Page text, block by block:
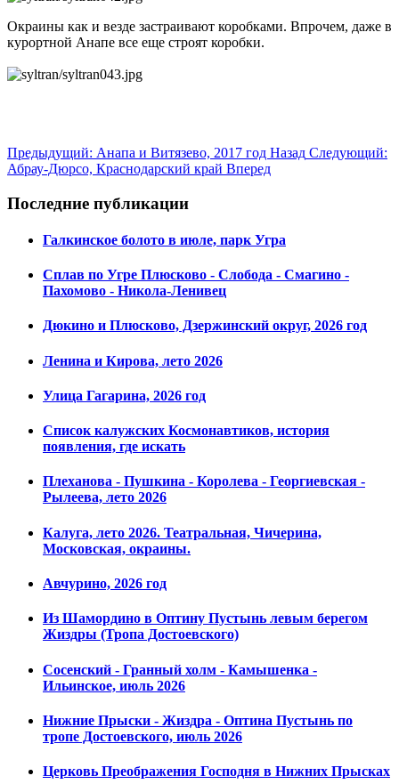
Окраины как и везде застраивают коробками. Впрочем, даже в
курортной Анапе все еще строят коробки.
Предыдущий: Анапа и Витязево, 2017 год Назад Следующий:
Абрау-Дюрсо, Краснодарский край Вперед
Последние публикации
Галкинское болото в июле, парк Угра
Сплав по Угре Плюсково - Слобода - Смагино -
Пахомово - Никола-Ленивец
Дюкино и Плюсково, Дзержинский округ, 2026 год
Ленина и Кирова, лето 2026
Улица Гагарина, 2026 год
Список калужских Космонавтиков, история
появления, где искать
Плеханова - Пушкина - Королева - Георгиевская -
Рылеева, лето 2026
Калуга, лето 2026. Театральная, Чичерина,
Московская, окраины.
Авчурино, 2026 год
Из Шамордино в Оптину Пустынь левым берегом
Жиздры (Тропа Достоевского)
Сосенский - Гранный холм - Камышенка -
Ильинское, июль 2026
Нижние Прыски - Жиздра - Оптина Пустынь по
тропе Достоевского, июль 2026
Церковь Преображения Господня в Нижних Прысках